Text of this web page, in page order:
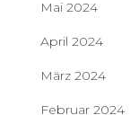
Mai 2024
April 2024
März 2024
Februar 2024